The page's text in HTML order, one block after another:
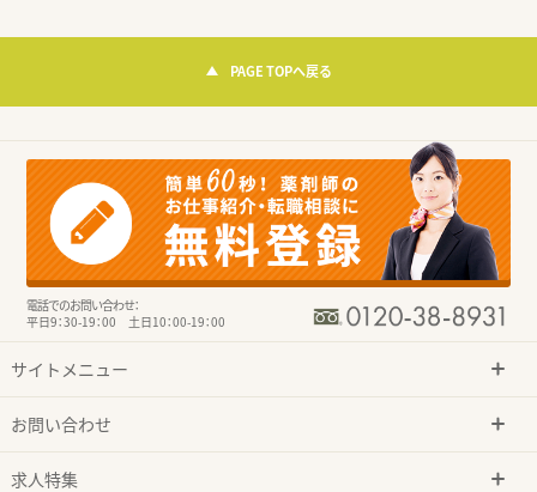
PAGE TOPへ戻る
電話でのお問い合わせ：
平日9：30-19：00 土日10：00-19：00
サイトメニュー
お問い合わせ
求人特集